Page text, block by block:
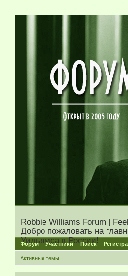
Robbie Williams Forum |
Добро пожаловать на
Уильямса в России!
Форум Участники Поиск
Активные темы